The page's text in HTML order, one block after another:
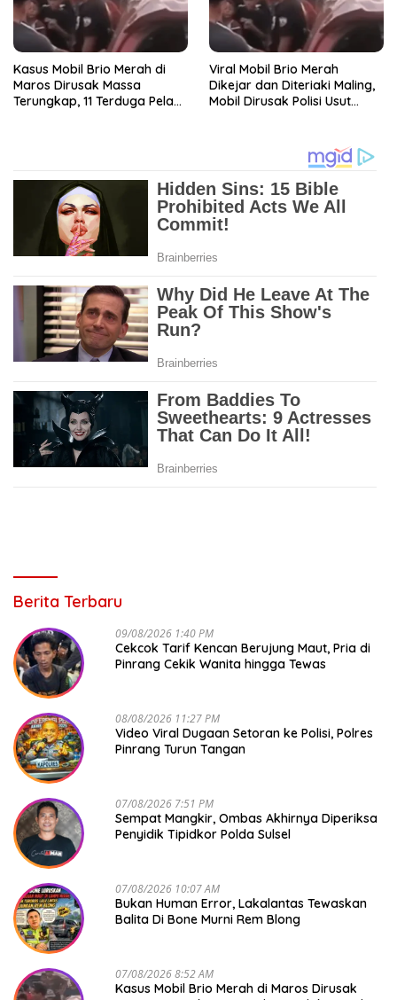
Kasus Mobil Brio Merah di
Maros Dirusak Massa
Terungkap, 11 Terduga Pelaku
Viral Mobil Brio Merah
Dikejar dan Diteriaki Maling,
Mobil Dirusak Polisi Usut
Berita Terbaru
09/08/2026 1:40 PM
Cekcok Tarif Kencan Berujung Maut, Pria di
Pinrang Cekik Wanita hingga Tewas
08/08/2026 11:27 PM
Video Viral Dugaan Setoran ke Polisi, Polres
Pinrang Turun Tangan
07/08/2026 7:51 PM
Sempat Mangkir, Ombas Akhirnya Diperiksa
Penyidik Tipidkor Polda Sulsel
07/08/2026 10:07 AM
Bukan Human Error, Lakalantas Tewaskan
Balita Di Bone Murni Rem Blong
07/08/2026 8:52 AM
Kasus Mobil Brio Merah di Maros Dirusak